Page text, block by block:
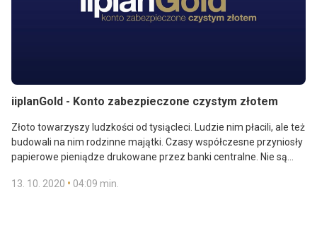
iiplanGold - Konto zabezpieczone czystym złotem
Złoto towarzyszy ludzkości od tysiącleci. Ludzie nim płacili, ale też
budowali na nim rodzinne majątki. Czasy współczesne przyniosły
papierowe pieniądze drukowane przez banki centralne. Nie są
wracając do złota inwestycyjnego...
13. 10. 2020 • 04:09 min.